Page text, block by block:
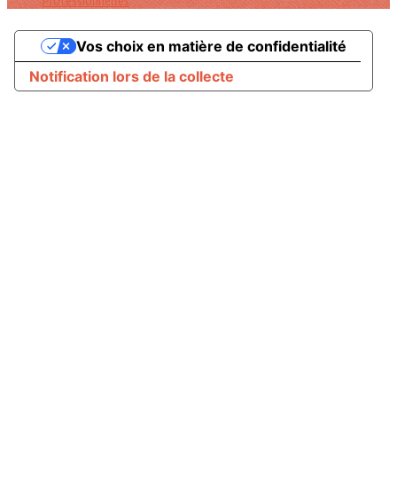
Notification lors de la collecte
Vos choix en matière de confidentialité